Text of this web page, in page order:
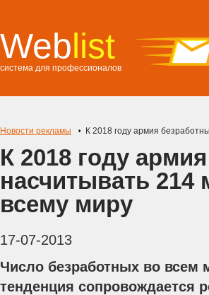
Weblist
система для профессионалов
Новости рекламы К 2018 году армия
К 2018 году
насчитывать
всему миру
17-07-2013
Число безработных во всем
тенденция сопровождается